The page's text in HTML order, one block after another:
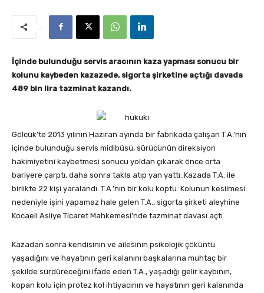
İçinde bulunduğu servis aracının kaza yapması sonucu bir
kolunu kaybeden kazazede, sigorta şirketine açtığı davada
489 bin lira tazminat kazandı.
Gölcük’te 2013 yılının Haziran ayında bir fabrikada çalışan T.A.’nın
içinde bulunduğu servis midibüsü, sürücünün direksiyon
hakimiyetini kaybetmesi sonucu yoldan çıkarak önce orta
bariyere çarptı, daha sonra takla atıp yan yattı. Kazada T.A. ile
birlikte 22 kişi yaralandı. T.A.’nın bir kolu koptu. Kolunun kesilmesi
nedeniyle işini yapamaz hale gelen T.A., sigorta şirketi aleyhine
Kocaeli Asliye Ticaret Mahkemesi’nde tazminat davası açtı.
Kazadan sonra kendisinin ve ailesinin psikolojik çöküntü
yaşadığını ve hayatının geri kalanını başkalarına muhtaç bir
şekilde sürdüreceğini ifade eden T.A., yaşadığı gelir kaybının,
kopan kolu için protez kol ihtiyacının ve hayatının geri kalanında